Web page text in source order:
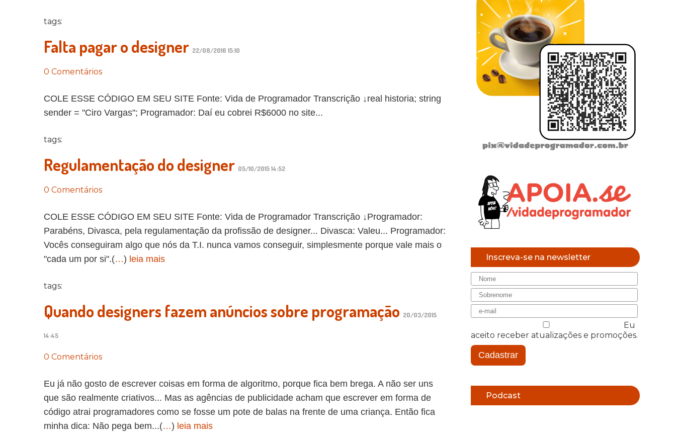
tags:
Falta pagar o designer 22/08/2016 15:10
0 Comentários
COLE ESSE CÓDIGO EM SEU SITE Fonte: Vida de Programador Transcrição ↓real historia; string
sender = "Ciro Vargas"; Programador: Daí eu cobrei R$6000 no site...
tags:
Regulamentação do designer 05/10/2015 14:52
0 Comentários
COLE ESSE CÓDIGO EM SEU SITE Fonte: Vida de Programador Transcrição ↓Programador:
Parabéns, Divasca, pela regulamentação da profissão de designer... Divasca: Valeu... Programador:
Vocês conseguiram algo que nós da T.I. nunca vamos conseguir, simplesmente porque vale mais o
"cada um por si".(…) leia mais
tags:
Quando designers fazem anúncios sobre programação 20/03/2015
14:45
0 Comentários
Eu já não gosto de escrever coisas em forma de algoritmo, porque fica bem brega. A não ser uns
que são realmente criativos... Mas as agências de publicidade acham que escrever em forma de
código atrai programadores como se fosse um pote de balas na frente de uma criança. Então fica
minha dica: Não pega bem...(…) leia mais
Inscreva-se na newsletter
Eu
aceito receber atualizações e promoções.
Cadastrar
Podcast